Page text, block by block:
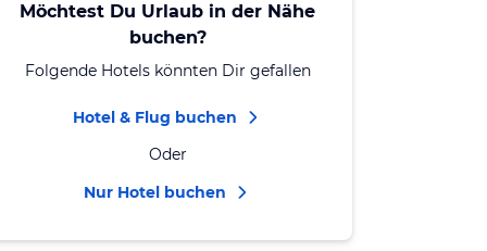
Möchtest Du Urlaub in der Nähe
buchen?
Folgende Hotels könnten Dir gefallen
Hotel & Flug buchen
Oder
Nur Hotel buchen